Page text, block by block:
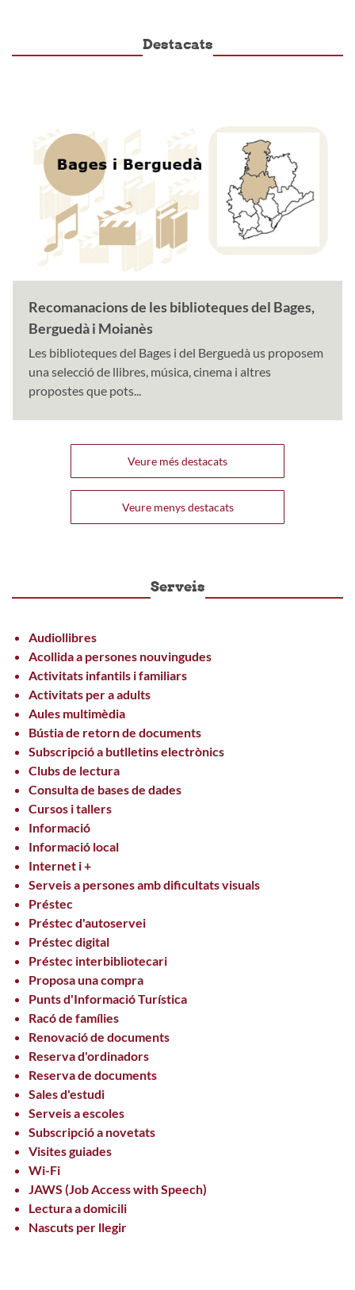
Destacats
Recomanacions de les biblioteques del Bages,
Berguedà i Moianès
Les biblioteques del Bages i del Berguedà us proposem
una selecció de llibres, música, cinema i altres
propostes que pots...
Veure més destacats
Veure menys destacats
Serveis
Audiollibres
Acollida a persones nouvingudes
Activitats infantils i familiars
Activitats per a adults
Aules multimèdia
Bústia de retorn de documents
Subscripció a butlletins electrònics
Clubs de lectura
Consulta de bases de dades
Cursos i tallers
Informació
Informació local
Internet i +
Serveis a persones amb dificultats visuals
Préstec
Préstec d'autoservei
Préstec digital
Préstec interbibliotecari
Proposa una compra
Punts d'Informació Turística
Racó de famílies
Renovació de documents
Reserva d'ordinadors
Reserva de documents
Sales d'estudi
Serveis a escoles
Subscripció a novetats
Visites guiades
Wi-Fi
JAWS (Job Access with Speech)
Lectura a domicili
Nascuts per llegir